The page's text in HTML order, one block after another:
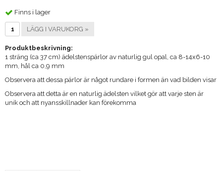
Finns i lager
LÄGG I VARUKORG »
Produktbeskrivning:
1 sträng (ca 37 cm) ädelstenspärlor av naturlig gul opal, ca 8-14x6-10
mm, hål ca 0,9 mm
Observera att dessa pärlor är något rundare i formen än vad bilden visar
Observera att detta är en naturlig ädelsten vilket gör att varje sten är
unik och att nyansskillnader kan förekomma